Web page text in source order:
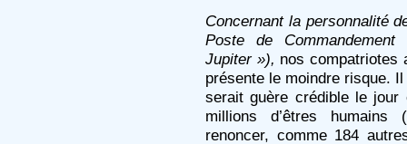
Concernant la personnalité
Poste de
Jupiter »), nos compatriotes
présente le moindre risque.
serait guère crédible le jour
millions d’êtres
renoncer, comme 184